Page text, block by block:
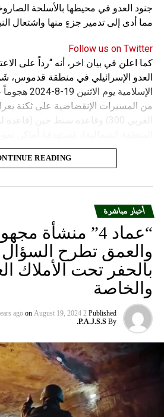
جنود العدو في محيطها بالأسلحة
مما أدى إلى تدمير جزءٍ منها واشتعال
Follow us on Twitter
كما اعلن في بيان اخر، أنه “رداً على
العدو الإسرائيلي في منطقة قدموس،
الإسلامية يوم
من المسيرات الإنقضاضية على ثكنة يعرا
الغربي 300) وقاعدة سنط جين
وجنودها وأصابت أهدافها بدقة وأوقعت
READING
أخبار مباشرة
“عماد 4” منشأة
والعمق تطرح
بالحفر تحت الأملاك
والخاصة
Published
2 years ago
on August 19, 2024
By
P.A.J.S.S.